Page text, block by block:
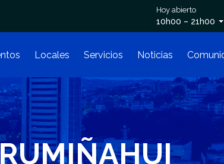
Hoy abierto
10h00 – 21h00
Locales Servicios Noticias